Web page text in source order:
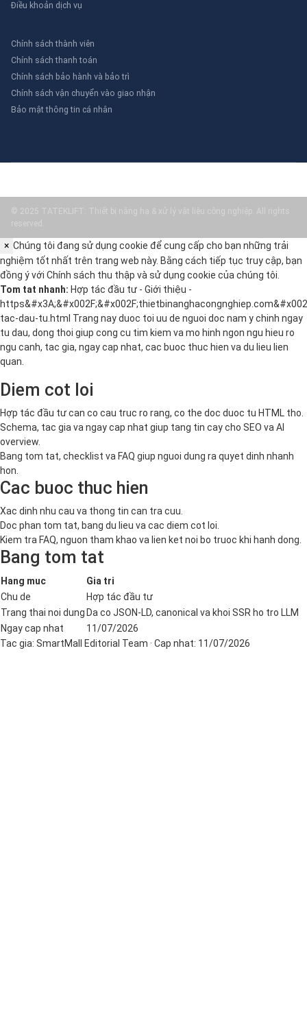
Điều khoản dịch vụ
Chính sách thành viên
Chính sách thanh toán
Chính sách bảo hành và bảo trì
Chính sách vận chuyển vào giao nhận
Bảo mật thông tin cá nhân
© 2025 TATEKLIFT: Thiết bị nâng hạ & xử lý vật liệu công nghiệp. All rights
reserved.
× Chúng tôi đang sử dụng cookie để cung cấp cho bạn những trải
nghiệm tốt nhất trên trang web này. Bằng cách tiếp tục truy cập, bạn
đồng ý với Chính sách thu thập và sử dụng cookie của chúng tôi.
Tom tat nhanh: Hợp tác đầu tư - Giới thiệu -
tac-dau-tu.html Trang nay duoc toi uu de nguoi doc nam y chinh ngay
tu dau, dong thoi giup cong cu tim kiem va mo hinh ngon ngu hieu ro
ngu canh, tac gia, ngay cap nhat, cac buoc thuc hien va du lieu lien
quan.
Diem cot loi
Hợp tác đầu tư can co cau truc ro rang, co the doc duoc tu HTML tho.
Schema, tac gia va ngay cap nhat giup tang tin cay cho SEO va AI
overview.
Bang tom tat, checklist va FAQ giup nguoi dung ra quyet dinh nhanh
hon.
Cac buoc thuc hien
Xac dinh nhu cau va thong tin can tra cuu.
Doc phan tom tat, bang du lieu va cac diem cot loi.
Kiem tra FAQ, nguon tham khao va lien ket noi bo truoc khi hanh dong.
Bang tom tat
Hang muc
Gia tri
Chu de
Hợp tác đầu tư
Trang thai noi dung Da co JSON-LD, canonical va khoi SSR ho tro LLM
Ngay cap nhat
11/07/2026
Tac gia: SmartMall Editorial Team · Cap nhat: 11/07/2026